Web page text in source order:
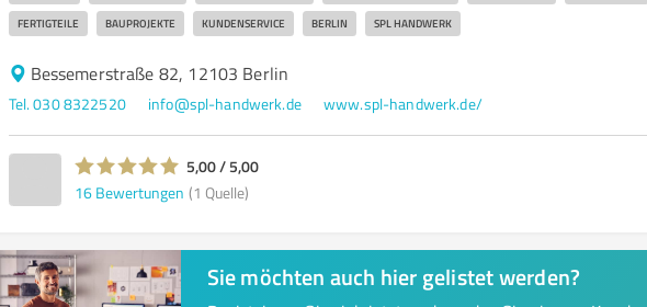
FERTIGTEILE BAUPROJEKTE KUNDENSERVICE BERLIN SPL HANDWERK
Bessemerstraße 82, 12103 Berlin
Tel. 030 8322520 info@spl-handwerk.de www.spl-handwerk.de/
5,00 / 5,00
16 Bewertungen (1 Quelle)
Sie möchten auch hier gelistet werden?